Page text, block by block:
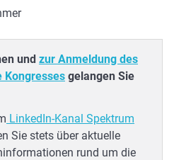
und zur Anmeldung des
Kongresses gelangen Sie
LinkedIn-Kanal Spektrum
Sie stets über aktuelle
rund um die